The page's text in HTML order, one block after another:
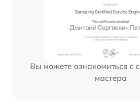
Вы можете ознакомиться с
мастера